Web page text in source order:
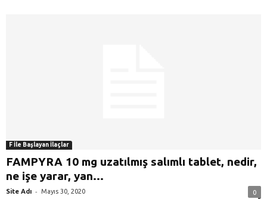
F İle Başlayan İlaçlar
FAMPYRA 10 mg uzatılmış salımlı tablet, nedir,
ne işe yarar, yan...
Site Adı - Mayıs 30, 2020 0